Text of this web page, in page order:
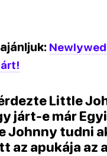
Little
járt-e már
Johnny tudni
az apukája az